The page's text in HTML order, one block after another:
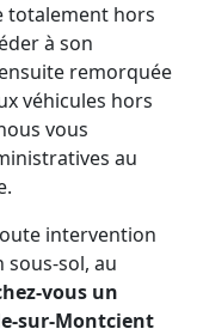
totalement hors
à son
remorquée
véhicules hors
vous
au
intervention
sol, au
vous un
sur-Montcient